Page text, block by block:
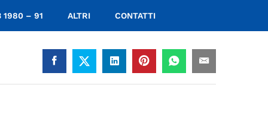
1980 – 91 ALTRI CONTATTI